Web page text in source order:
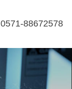
0571-88672578